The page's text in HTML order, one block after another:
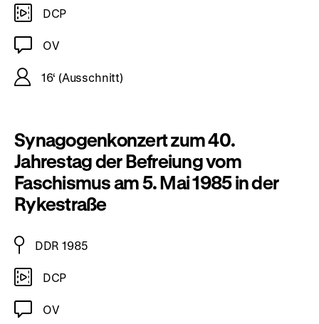
DCP
OV
16‘ (Ausschnitt)
Synagogenkonzert zum 40.
Jahrestag der Befreiung vom
Faschismus am 5. Mai 1985 in der
Rykestraße
DDR 1985
DCP
OV